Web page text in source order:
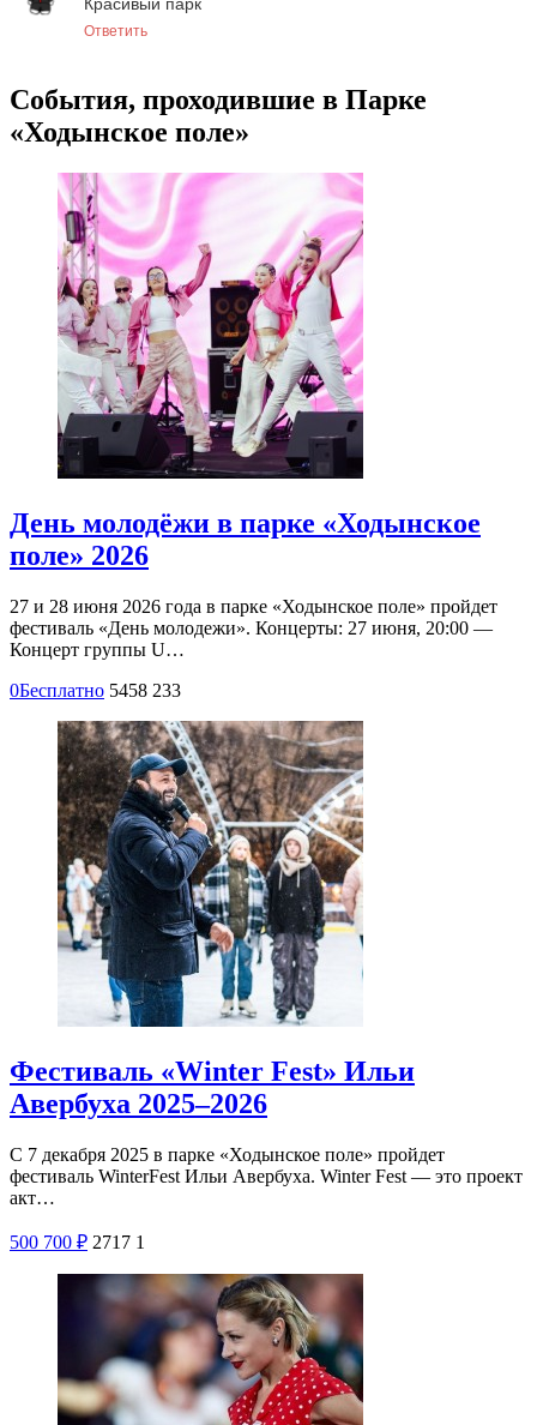
Ответить
События, проходившие в Парке
«Ходынское поле»
День молодёжи в парке «Ходынское
поле» 2026
27 и 28 июня 2026 года в парке «Ходынское поле» пройдет
фестиваль «День молодежи». Концерты: 27 июня, 20:00 —
Концерт группы U…
0Бесплатно 5458 233
Фестиваль «Winter Fest» Ильи
Авербуха 2025–2026
С 7 декабря 2025 в парке «Ходынское поле» пройдет
фестиваль WinterFest Ильи Авербуха. Winter Fest — это проект
акт…
500 700 ₽ 2717 1